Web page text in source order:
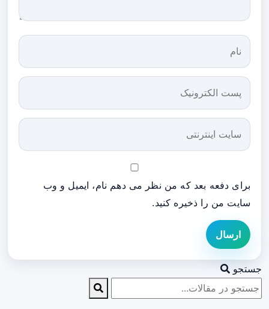
برای دفعه بعد که من نظر می دهم نام، ایمیل و وب
سایت من را ذخیره کنید.
ارسال
جستجو